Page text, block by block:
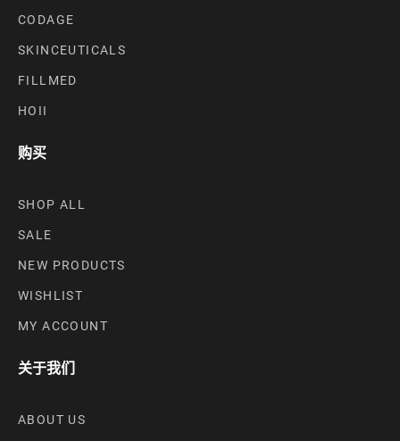
CODAGE
SKINCEUTICALS
FILLMED
HOII
购买
SHOP ALL
SALE
NEW PRODUCTS
WISHLIST
MY ACCOUNT
关于我们
ABOUT US